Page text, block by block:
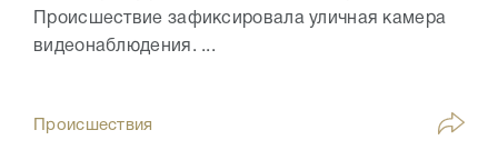
Происшествие зафиксировала уличная камера
видеонаблюдения. ...
Происшествия